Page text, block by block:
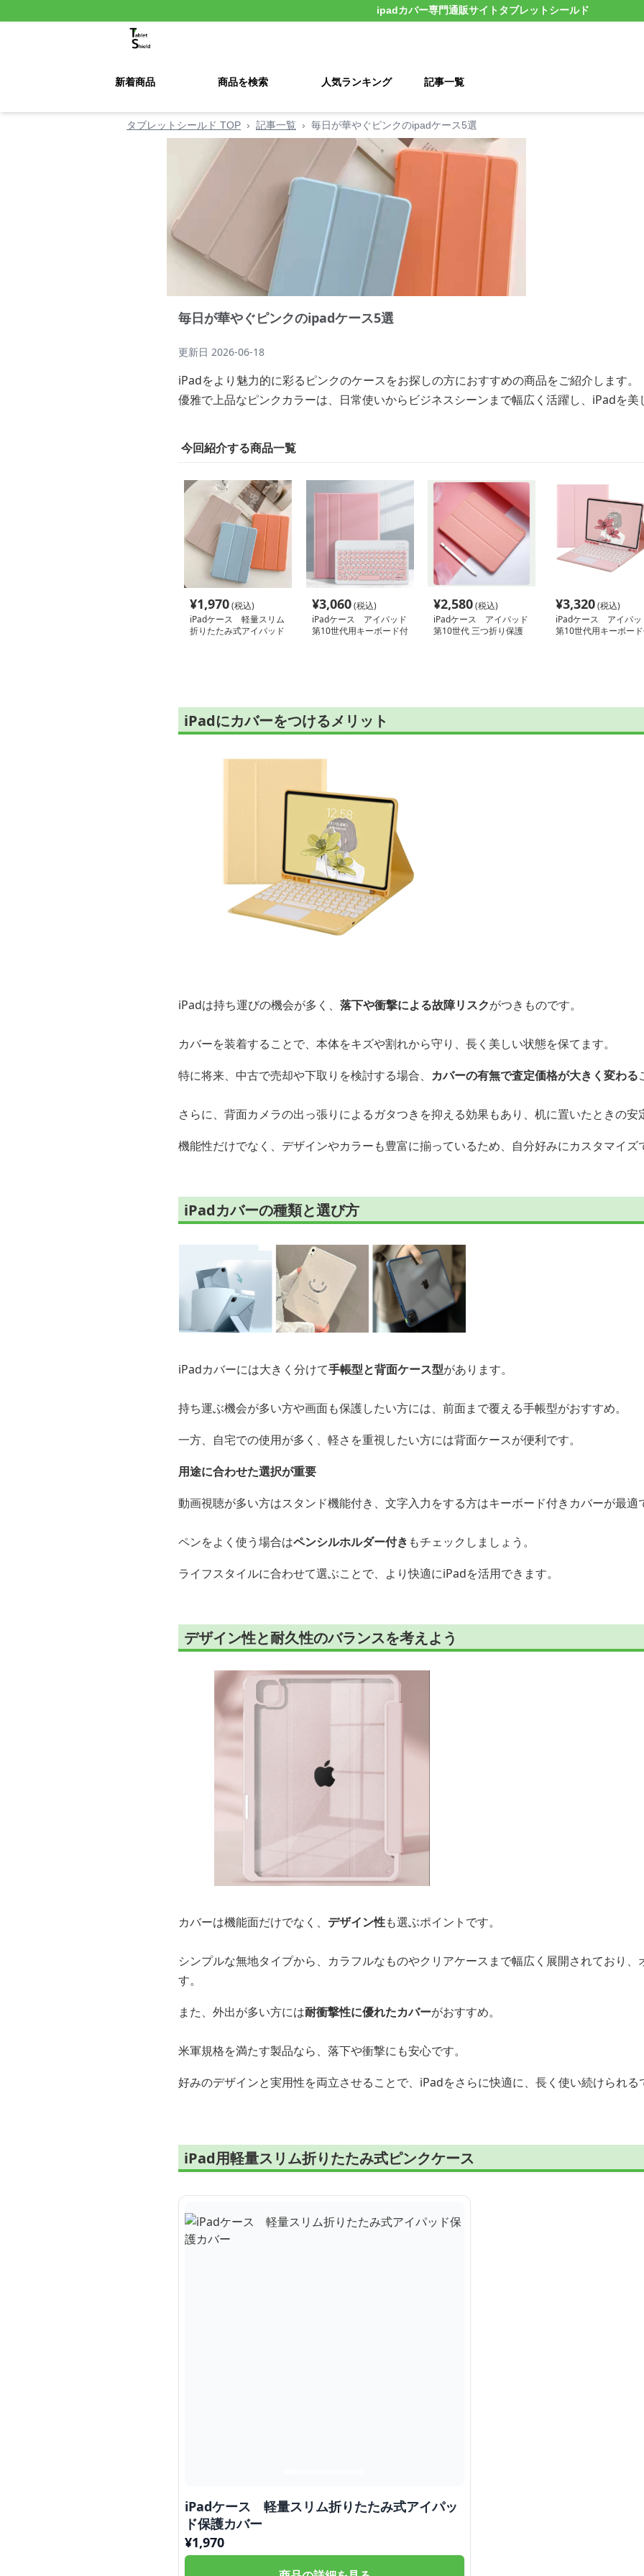
ipadカバー専門通販サイト タブレットシールド
新着商品 商品を検索 人気ランキング 記事一覧
タブレットシールド TOP › 記事一覧 › 毎日が華やぐピンクのipadケース5選
毎日が華やぐピンクのipadケース5選
更新日 2026-06-18
iPadをより魅力的に彩るピンクのケースをお探しの方におすすめの商品をご紹介します。
優雅で上品なピンクカラーは、日常使いからビジネスシーンまで幅広く活躍し、iPadを
今回紹介する商品一覧
¥1,970(税込)
iPadケース 軽量スリム
折りたたみ式アイパッド
¥3,060(税込)
iPadケース アイパッド
第10世代用キーボード付
¥2,580(税込)
iPadケース アイパッド
第10世代 三つ折り保護
¥3,320(税込)
iPadケース アイパッ
第10世代用キーボー
iPadにカバーをつけるメリット
iPadは持ち運びの機会が多く、 落下や衝撃による故障リスクがつきものです。
カバーを装着することで、本体をキズや割れから守り、長く美しい状態を保てます。
特に将来、中古で売却や下取りを検討する場合、 カバーの有無で査定価格が大きく変わる
さらに、背面カメラの出っ張りによるガタつきを抑える効果もあり、机に置いたときの安
機能性だけでなく、デザインやカラーも豊富に揃っているため、自分好みにカスタマイ
iPadカバーの種類と選び方
iPadカバーには大きく分けて手帳型と背面ケース型があります。
持ち運ぶ機会が多い方や画面も保護したい方には、前面まで覆える手帳型がおすすめ。
一方、自宅での使用が多く、軽さを重視したい方には背面ケースが便利です。
用途に合わせた選択が重要
動画視聴が多い方はスタンド機能付き、文字入力をする方はキーボード付きカバーが最適
ペンをよく使う場合はペンシルホルダー付き もチェックしましょう。
ライフスタイルに合わせて選ぶことで、より快適にiPadを活用できます。
デザイン性と耐久性のバランスを考えよう
カバーは機能面だけでなく、 デザイン性も選ぶポイントです。
シンプルな無地タイプから、カラフルなものやクリアケースまで幅広く展開されており
す。
また、外出が多い方には耐衝撃性に優れたカバーがおすすめ。
米軍規格を満たす製品なら、落下や衝撃にも安心です。
好みのデザインと実用性を両立させることで、iPadをさらに快適に、長く使い続けられる
iPad用軽量スリム折りたたみ式ピンクケース
iPadケース 軽量スリム折りたたみ式アイパッ
ド保護カバー
¥1,970